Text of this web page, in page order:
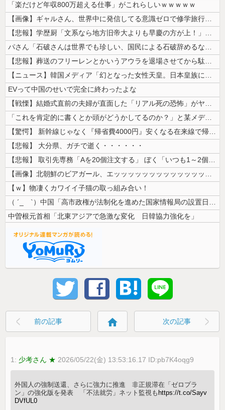
「楽だけど年収800万超える仕事」がこれらしいｗｗｗｗｗ
【画像】ギャルさん、世界中に発信してる意識ゼロで修学旅行の宿をSNS公...
【悲報】学歴厨「文系なら地方旧帝大よりも早慶の方が上！」←これｗｗｗｗ
パさん「石破さんは世界でも珍しい、国民による石破辞めるなデモが自然発生...
【悲報】葬送のフリーレンとかいうアウラを退場させてから駄作になった作品...
【ニュース】韓国メディア「幻となった女性天皇。日本皇族に韓半島の男の血...
EVって中国のせいで完全に終わったよな
【戦慄】結婚式直前の夫婦が直面した「リアル死の恐怖」がヤバすぎる・・・...
「これを肯定的に書くとか頭がどうかしてるのか？」と某メディアの焚書称賛...
【驚愕】 新幹線じゃなく『帰省費4000円』安くなる在来線で帰省した結...
【悲報】 大分県、ガチで逝く・・・・・・
【悲報】 取引先専務「Aを20個注文する」 ぼく「いつも1～2個しか使...
【画像】北朝鮮のビアガール、エッッッッッッッッッッッッッッッッッ！
【ｗ】物凄くカワイイ子猫の取っ組み合い！
（ ´_ゝ`）中国「高市政権が法制化を進めた国家情報局の設置日が7月3...
中曽根元首相「北東アジアで急激な変化 日韓協力強化を」
前の記事 home 次の記事
1: 少考さん ★ 2026/05/22(金) 13:53:16.17 ID:pb7K4oqg9
外国人の強制送還、さらに強力に推進 非正規滞在「ゼロプラ
ン」の強化版を発表 「不法就労」ネット監視も https://t.co/Sayv
DVfUL0